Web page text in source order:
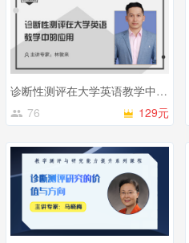
诊断性测评在大学英语教学中的应用
76
129元